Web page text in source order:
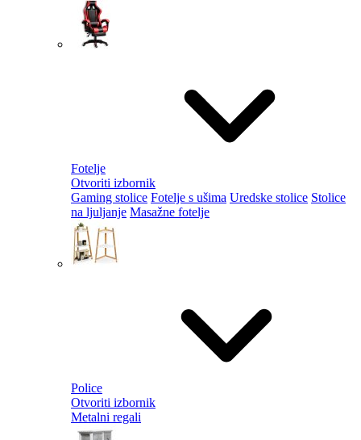
Fotelje
Otvoriti izbornik
Gaming stolice Fotelje s ušima Uredske stolice Stolice
na ljuljanje Masažne fotelje
Police
Otvoriti izbornik
Metalni regali